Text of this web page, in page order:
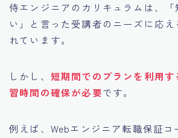
侍エンジニアのカリキュラムは、「
い」と言った受講者のニーズに応
れています。
しかし、 短期間でのプランを利用
習時間の確保が必要です。
例えば、Webエンジニア転職保証コ